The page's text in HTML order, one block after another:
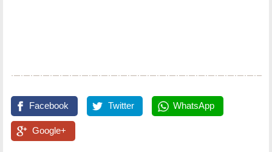
Facebook Twitter WhatsApp
Google+